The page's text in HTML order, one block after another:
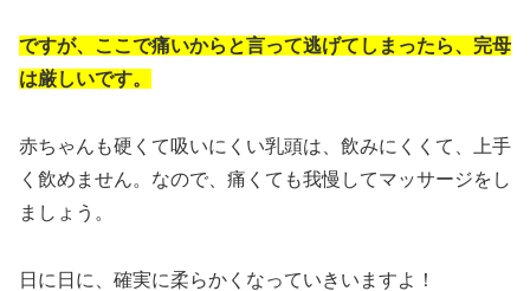
ですが、ここで痛いからと言って逃げてしまったら、完母
は厳しいです。
赤ちゃんも硬くて吸いにくい乳頭は、飲みにくくて、上手
く飲めません。なので、痛くても我慢してマッサージをし
ましょう。
日に日に、確実に柔らかくなっていきいますよ！